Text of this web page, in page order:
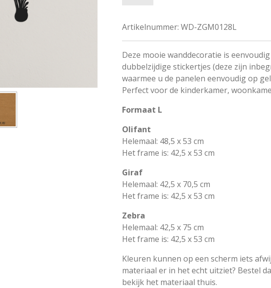
Artikelnummer: WD-ZGM0128L
Deze mooie wanddecoratie is
dubbelzijdige stickertjes (deze zijn
waarmee u de panelen eenvoudig op
Perfect voor de kinderkamer,
Formaat L
Olifant
Helemaal: 48,5 x 53 cm
Het frame is: 42,5 x 53 cm
Giraf
Helemaal: 42,5 x 70,5 cm
Het frame is: 42,5 x 53 cm
Zebra
Helemaal: 42,5 x 75 cm
Het frame is: 42,5 x 53 cm
Kleuren kunnen op een scherm iets
materiaal er in het echt uitziet? Bestel
bekijk het materiaal thuis.